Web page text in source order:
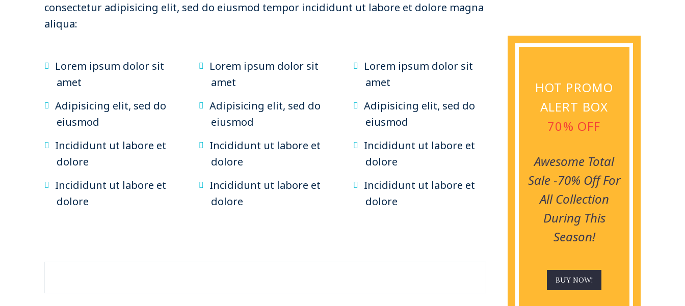
consectetur adipisicing elit, sed do eiusmod tempor incididunt ut labore et dolore magna
aliqua:
Lorem ipsum dolor sit
amet
Adipisicing elit, sed do
eiusmod
Incididunt ut labore et
dolore
Incididunt ut labore et
dolore
Lorem ipsum dolor sit
amet
Adipisicing elit, sed do
eiusmod
Incididunt ut labore et
dolore
Incididunt ut labore et
dolore
Lorem ipsum dolor sit
amet
Adipisicing elit, sed do
eiusmod
Incididunt ut labore et
dolore
Incididunt ut labore et
dolore
HOT PROMO
ALERT BOX
70% OFF
Awesome Total
Sale -70% Off For
All Collection
During This
Season!
BUY NOW!